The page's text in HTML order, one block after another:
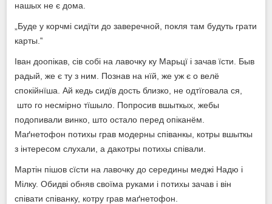
нашых не є дома.
„Буде у корчмі сидїти до заверечной, покля там будуть грати
карты.‟
Іван доопікав, сів собі на лавочку ку Марьцї і зачав їсти. Быв
радый, же є ту з ним. Познав на нїй, же уж є о велё
спокійнїша. Ай кедь сидїв дость близко, не одтїговала ся,
што го несмірно тїшыло. Попросив вшыткых, жебы
подопивали винко, што остало перед опіканём.
Маґнетофон потихы грав модерны співанкы, котры вшыткы
з інтересом слухали, а дакотры потихы співали.
Мартін пішов сїсти на лавочку до середины меджі Надю і
Мілку. Обидві обняв своїма руками і потихы зачав і він
співати співанку, котру грав маґнетофон.